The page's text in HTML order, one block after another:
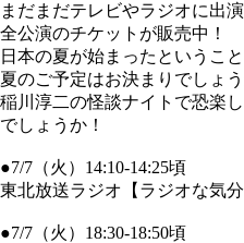
まだまだテレビやラジオに出演
全公演のチケットが販売中！
日本の夏が始まったということ
夏のご予定はお決まりでしょう
稲川淳二の怪談ナイトで恐楽
でしょうか！
●7/7（火）14:10-14:25頃
東北放送ラジオ【ラジオな気分
●7/7（火）18:30-18:50頃